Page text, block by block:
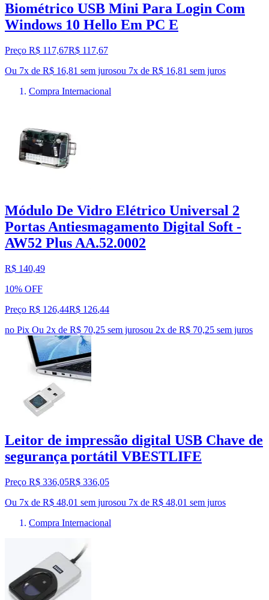
Biométrico USB Mini Para Login Com
Windows 10 Hello Em PC E
Preço R$ 117,67R$ 117,67
Ou 7x de R$ 16,81 sem jurosou 7x de R$ 16,81 sem juros
Compra Internacional
Módulo De Vidro Elétrico Universal 2
Portas Antiesmagamento Digital Soft -
AW52 Plus AA.52.0002
R$ 140,49
10% OFF
Preço R$ 126,44R$ 126,44
no Pix Ou 2x de R$ 70,25 sem jurosou 2x de R$ 70,25 sem juros
Leitor de impressão digital USB Chave de
segurança portátil VBESTLIFE
Preço R$ 336,05R$ 336,05
Ou 7x de R$ 48,01 sem jurosou 7x de R$ 48,01 sem juros
Compra Internacional